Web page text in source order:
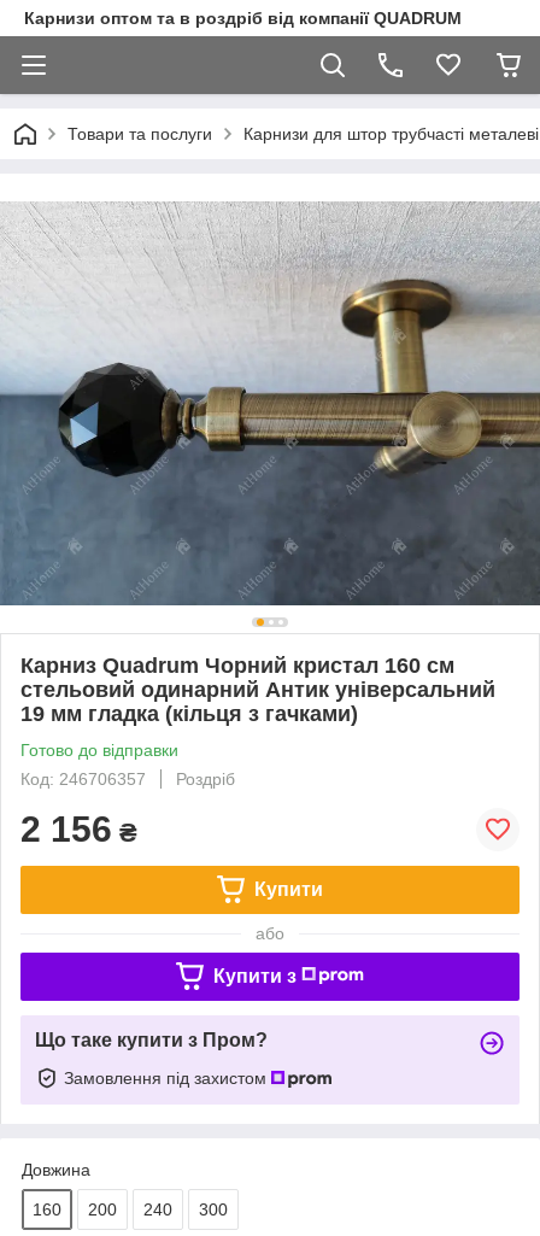
Карнизи оптом та в роздріб від компанії QUADRUM
Товари та послуги Карнизи для штор трубчасті металеві
Карниз Quadrum Чорний кристал 160 см
стельовий одинарний Антик універсальний
19 мм гладка (кільця з гачками)
Готово до відправки
Код: 246706357
Роздріб
2 156 ₴
Купити
або
Купити з
Що таке купити з Пром?
Замовлення під захистом
Довжина
160 200 240 300